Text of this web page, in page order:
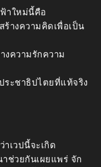
าใหม่นี้คือ
ร้างความคิดเพื่อเป็น
งความรักความ
ระชาธิปไตยที่แท้จริง
เวปนี้จะเกิด
ช่วยกันเผยแพร่ จัก